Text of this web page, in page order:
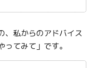
、私からのアドバイス
てみて」です。